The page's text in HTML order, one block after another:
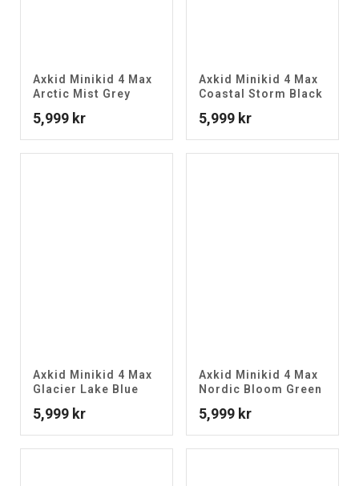
Axkid Minikid 4 Max
Arctic Mist Grey
5,999 kr
Axkid Minikid 4 Max
Coastal Storm Black
5,999 kr
Axkid Minikid 4 Max
Glacier Lake Blue
5,999 kr
Axkid Minikid 4 Max
Nordic Bloom Green
5,999 kr